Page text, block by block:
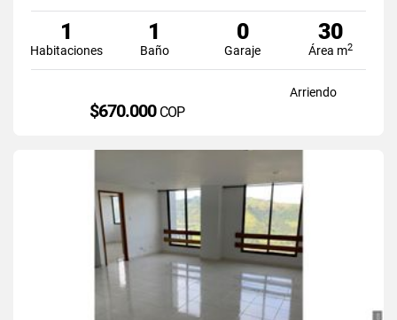
1
Habitaciones
1
Baño
0
Garaje
30
Área m2
Arriendo
$670.000 COP